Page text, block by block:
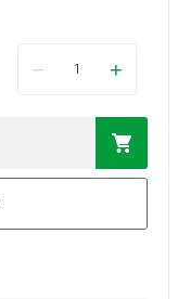
− +